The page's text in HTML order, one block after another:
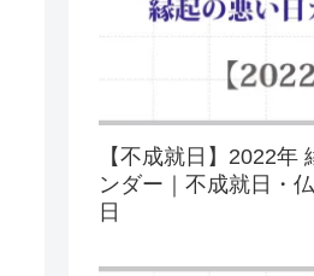
【不成就日】2022年
ンダー｜不成就日・
日